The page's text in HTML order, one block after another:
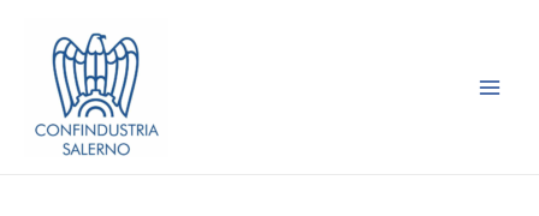
contenuto
articoli